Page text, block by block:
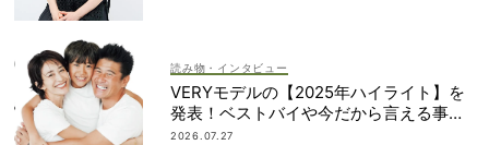
読み物・インタビュー
VERYモデルの【2025年ハイライト】を
発表！ベストバイや今だから言える事件
簿も大公開
2026.07.27